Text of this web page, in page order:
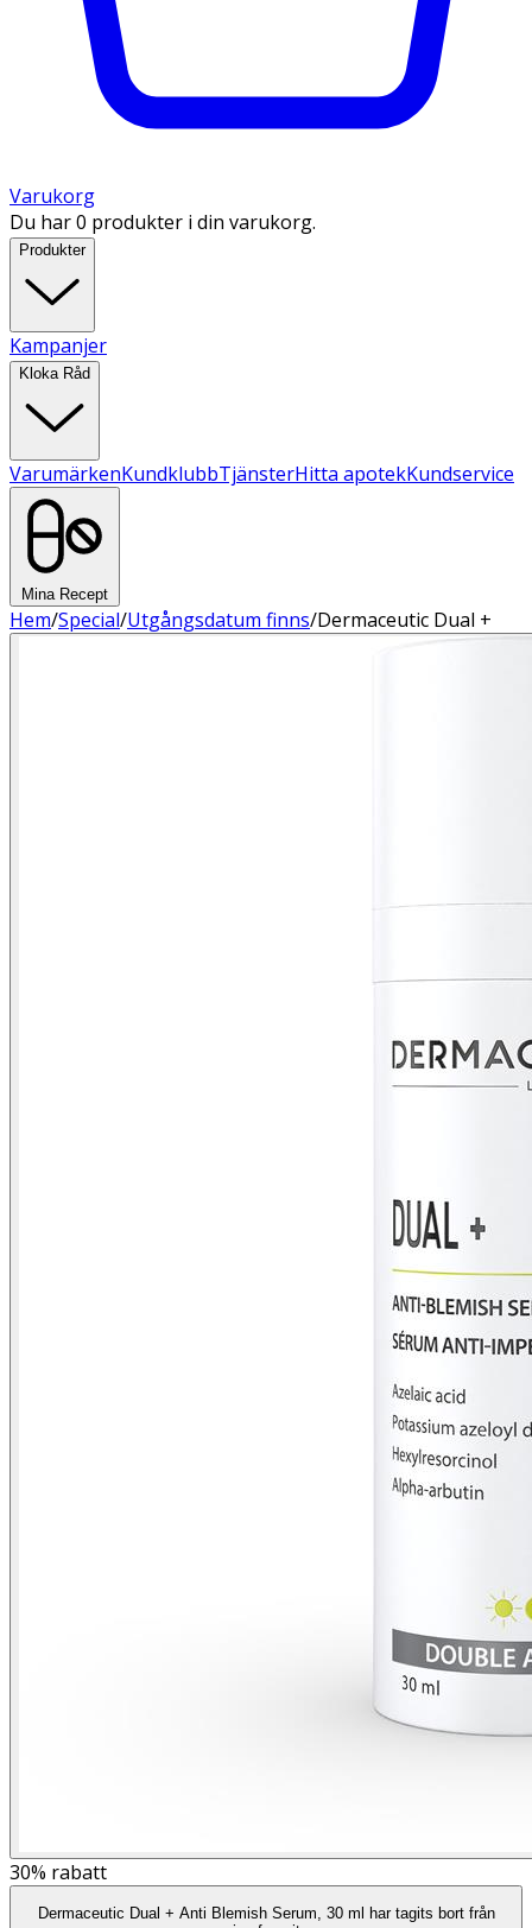
Varukorg
Du har 0 produkter i din varukorg.
Produkter
Kampanjer
Kloka Råd
VarumärkenKundklubbTjänsterHitta apotekKundservice
Mina Recept
Hem/Special/Utgångsdatum finns/Dermaceutic Dual +
30% rabatt
Dermaceutic Dual + Anti Blemish Serum, 30 ml har tagits bort från